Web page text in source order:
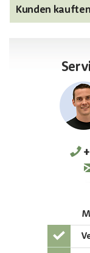
Kunden